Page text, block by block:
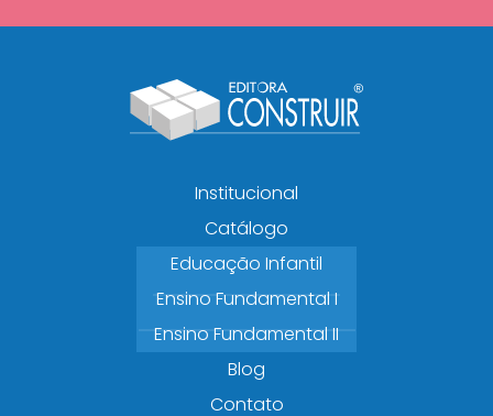
Institucional
Catálogo
Educação Infantil
Ensino Fundamental I
Ensino Fundamental II
Blog
Contato